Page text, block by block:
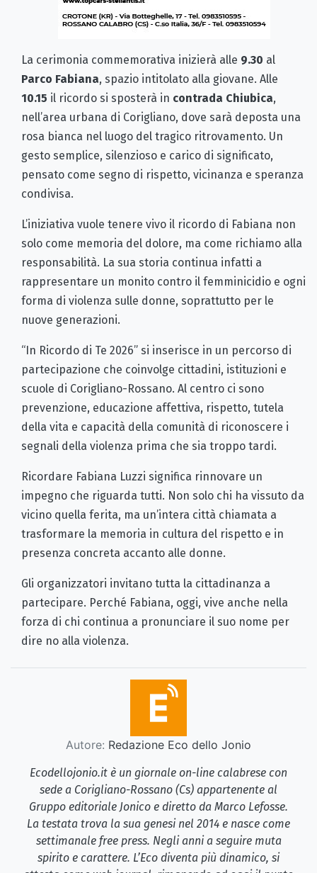
La cerimonia commemorativa inizierà alle 9.30 al
Parco Fabiana, spazio intitolato alla giovane. Alle
10.15 il ricordo si sposterà in contrada Chiubica,
nell’area urbana di Corigliano, dove sarà deposta una
rosa bianca nel luogo del tragico ritrovamento. Un
gesto semplice, silenzioso e carico di significato,
pensato come segno di rispetto, vicinanza e speranza
condivisa.
L’iniziativa vuole tenere vivo il ricordo di Fabiana non
solo come memoria del dolore, ma come richiamo alla
responsabilità. La sua storia continua infatti a
rappresentare un monito contro il femminicidio e ogni
forma di violenza sulle donne, soprattutto per le
nuove generazioni.
“In Ricordo di Te 2026” si inserisce in un percorso di
partecipazione che coinvolge cittadini, istituzioni e
scuole di Corigliano-Rossano. Al centro ci sono
prevenzione, educazione affettiva, rispetto, tutela
della vita e capacità della comunità di riconoscere i
segnali della violenza prima che sia troppo tardi.
Ricordare Fabiana Luzzi significa rinnovare un
impegno che riguarda tutti. Non solo chi ha vissuto da
vicino quella ferita, ma un’intera città chiamata a
trasformare la memoria in cultura del rispetto e in
presenza concreta accanto alle donne.
Gli organizzatori invitano tutta la cittadinanza a
partecipare. Perché Fabiana, oggi, vive anche nella
forza di chi continua a pronunciare il suo nome per
dire no alla violenza.
Autore: Redazione Eco dello Jonio
Ecodellojonio.it è un giornale on-line calabrese con
sede a Corigliano-Rossano (Cs) appartenente al
Gruppo editoriale Jonico e diretto da Marco Lefosse.
La testata trova la sua genesi nel 2014 e nasce come
settimanale free press. Negli anni a seguire muta
spirito e carattere. L’Eco diventa più dinamico, si